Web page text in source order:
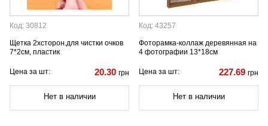
Код: 30812
Щетка 2хсторон.для чистки очков
7*2см, пластик
Цена за шт: 20.30 грн
Нет в наличии
Код: 43257
Фоторамка-коллаж деревянная на
4 фотографии 13*18см
Цена за шт: 227.69 грн
Нет в наличии